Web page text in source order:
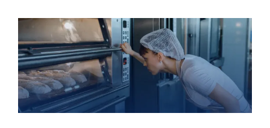
Boulangeries : 4 astuces pour
réduire votre facture d’électricité